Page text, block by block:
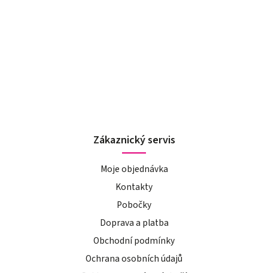
Zákaznický servis
Moje objednávka
Kontakty
Pobočky
Doprava a platba
Obchodní podmínky
Ochrana osobních údajů